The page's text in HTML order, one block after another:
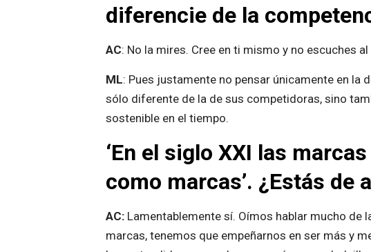
diferencie de la
AC: No la mires. Cree en ti mismo y no escuches
ML: Pues justamente no pensar únicamente en la
sólo diferente de la de sus competidoras, sino
sostenible en el tiempo.
‘En el siglo XXI las
como marcas’. ¿Estás
AC: Lamentablemente sí. Oímos hablar mucho de
marcas, tenemos que empeñarnos en ser más y